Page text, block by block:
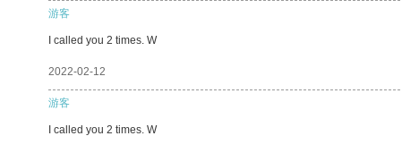
游客
I called you 2 times. W
2022-02-12
游客
I called you 2 times. W